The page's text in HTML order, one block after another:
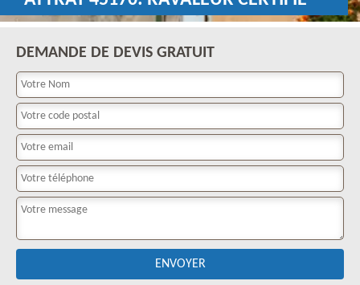
DEMANDE DE DEVIS GRATUIT